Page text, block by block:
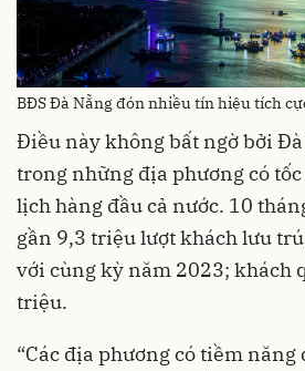
BĐS Đà Nẵng đón nhiều tín hiệu tích
Điều này không bất ngờ bởi
trong những địa phương có
lịch hàng đầu cả nước. 10
gần 9,3 triệu lượt khách lưu
với cùng kỳ năm 2023; khách
triệu.
“Các địa phương có tiềm